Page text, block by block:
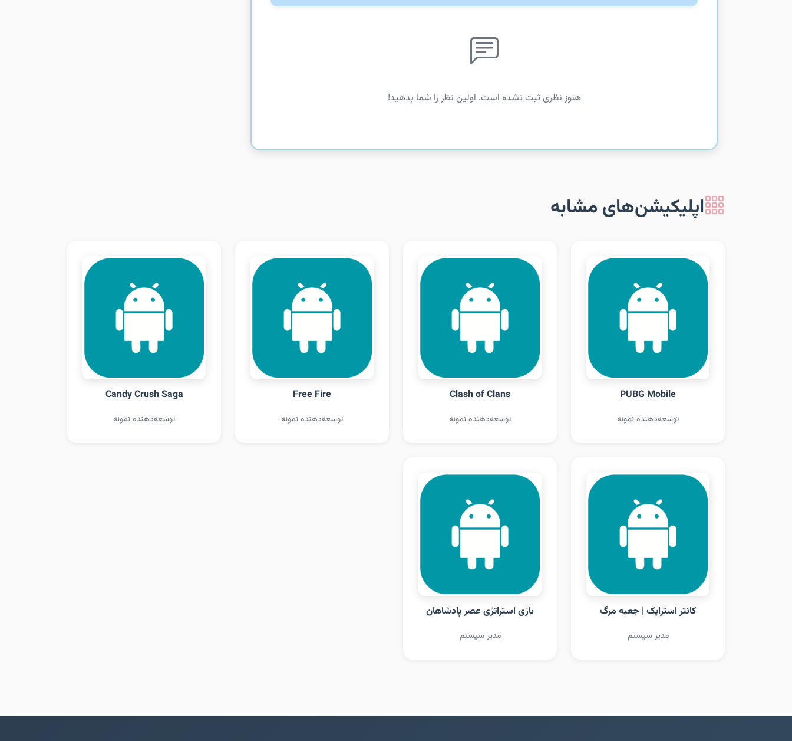
هنوز نظری ثبت نشده است. اولین نظر را شما بدهید!
اپلیکیشن‌های مشابه
PUBG Mobile
توسعه‌دهنده نمونه
Clash of Clans
توسعه‌دهنده نمونه
Free Fire
توسعه‌دهنده نمونه
Candy Crush Saga
توسعه‌دهنده نمونه
کانتر استرایک | جعبه مرگ
مدیر سیستم
بازی استراتژی عصر پادشاهان
مدیر سیستم